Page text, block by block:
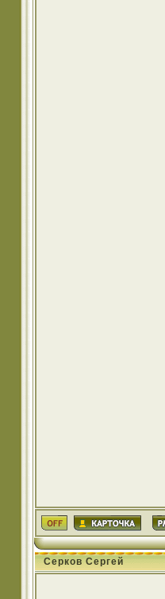
Серков Сергей